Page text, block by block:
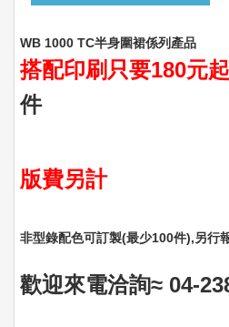
WB 1000 TC半身圍裙係列產品
搭配印刷只要180元起
件
版費另計
非型錄配色可訂製(最少100件)‚另行
歡迎來電洽詢≈ 04-